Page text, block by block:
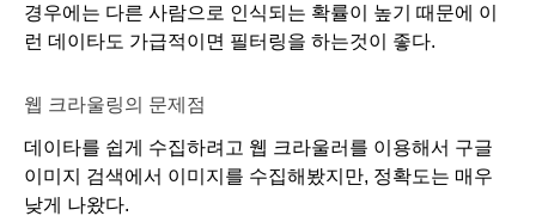
경우에는 다른 사람으로 인식되는 확률이 높기 때문에 이
런 데이타도 가급적이면 필터링을 하는것이 좋다.
웹 크라울링의 문제점
데이타를 쉽게 수집하려고 웹 크라울러를 이용해서 구글
이미지 검색에서 이미지를 수집해봤지만, 정확도는 매우
낮게 나왔다.